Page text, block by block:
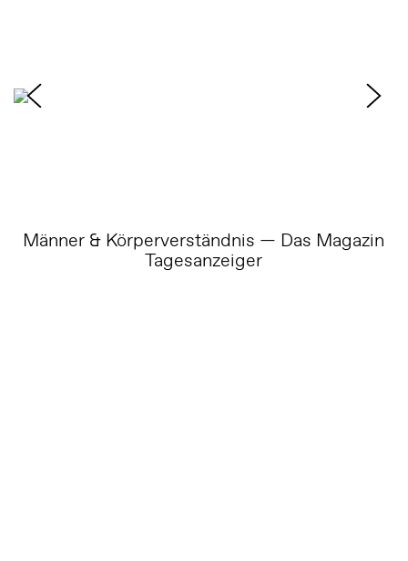
Männer & Körperverständnis — Das Magazin
Tagesanzeiger